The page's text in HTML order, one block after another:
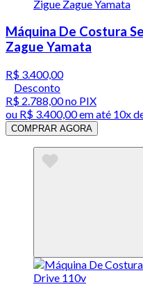
Máquina De Costura
Zague Yamata
R$ 3.400,00
Desconto
R$ 2.788,00no PIX
ou R$ 3.400,00em até 10x
COMPRAR AGORA